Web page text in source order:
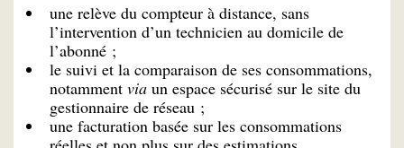
une relève du compteur à distance, sans
l’intervention d’un technicien au domicile de
l’abonné ;
le suivi et la comparaison de ses consommations,
notamment via un espace sécurisé sur le site du
gestionnaire de réseau ;
une facturation basée sur les consommations